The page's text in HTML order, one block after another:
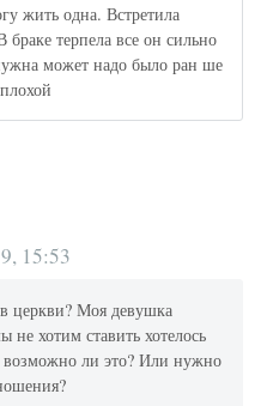
жить одна. Встретила
терпела все он сильно
может надо было ран ше
15:53
церкви? Моя девушка
не хотим ставить хотелось
возможно ли это? Или нужно